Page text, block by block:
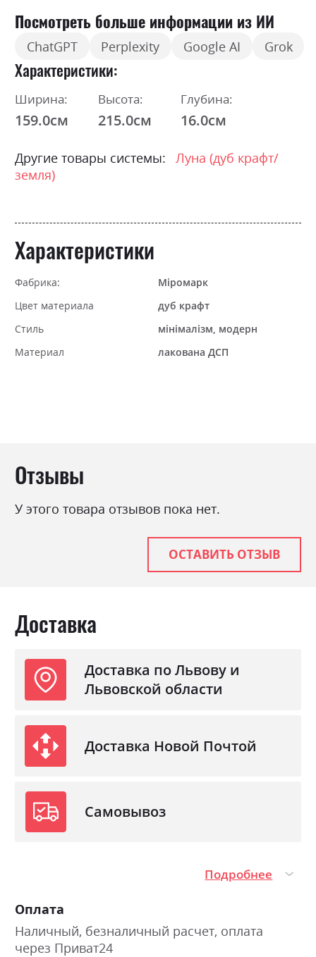
Посмотреть больше информации из ИИ
ChatGPT Perplexity Google AI Grok
Характеристики
Ширина:
159.0см
Высота:
215.0см
Глубина:
16.0см
Другие товары системы:
Луна (дуб крафт/
земля)
Характеристики
Фабрика:
Міромарк
Цвет материала
дуб крафт
Стиль
мінімалізм, модерн
Материал
лакована ДСП
Отзывы
У этого товара отзывов пока нет.
ОСТАВИТЬ ОТЗЫВ
Доставка
Доставка по Львову и
Львовской области
Доставка Новой Почтой
Самовывоз
Подробнее
Оплата
Наличный, безналичный расчет, оплата
через Приват24